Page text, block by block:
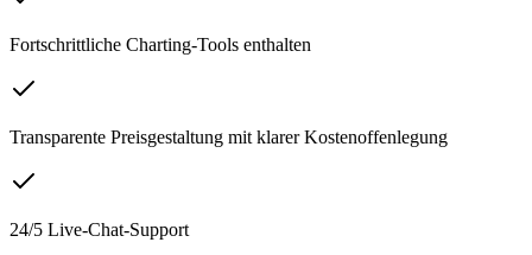
Fortschrittliche Charting-Tools enthalten
Transparente Preisgestaltung mit klarer Kostenoffenlegung
24/5 Live-Chat-Support